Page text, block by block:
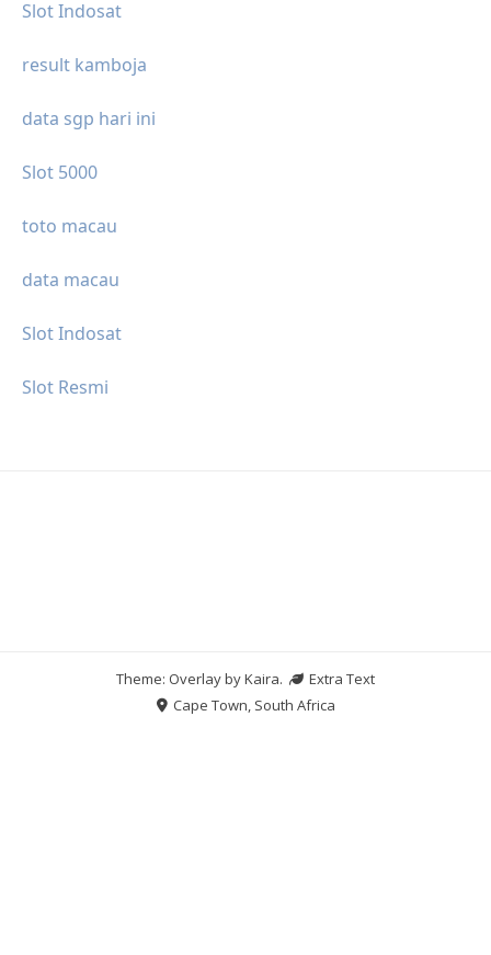
Slot Indosat
result kamboja
data sgp hari ini
Slot 5000
toto macau
data macau
Slot Indosat
Slot Resmi
Theme: Overlay byKaira.
Extra Text
Cape Town, South Africa